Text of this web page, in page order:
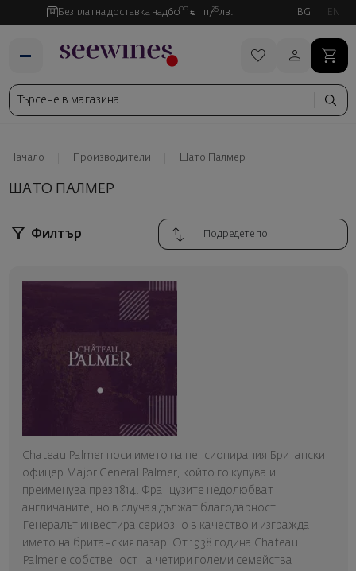
Безплатна доставка над6000 € 11735 лв. BG EN
Начало Производители Шато Палмер
ШАТО ПАЛМЕР
Филтър
Chateau Palmer носи името на пенсионирания Британски
офицер Major General Palmer, който го купува и
преименува през 1814. Французите недолюбват
англичаните, но в случая дължат благодарност.
Генералът инвестира сериозно в качество и изгражда
името на британския пазар. От 1938 година Chateau
Palmer е собственост на четири големи семейства